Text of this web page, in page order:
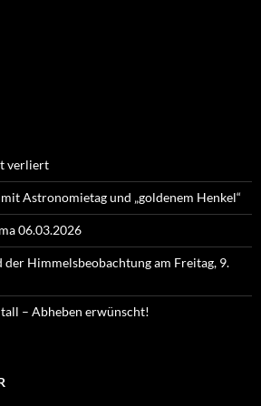
verliert
Astronomietag und „goldenem Henkel“
06.03.2026
der Himmelsbeobachtung am Freitag, 9.
– Abheben erwünscht!